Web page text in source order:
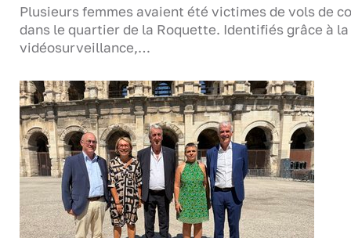
Plusieurs femmes avaient été victimes de vols de
dans le quartier de la Roquette. Identifiés grâce à la
vidéosurveillance,…